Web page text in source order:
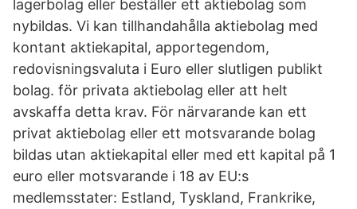
lagerbolag eller beställer ett aktiebolag som
nybildas. Vi kan tillhandahålla aktiebolag med
kontant aktiekapital, apportegendom,
redovisningsvaluta i Euro eller slutligen publikt
bolag. för privata aktiebolag eller att helt
avskaffa detta krav. För närvarande kan ett
privat aktiebolag eller ett motsvarande bolag
bildas utan aktiekapital eller med ett kapital på 1
euro eller motsvarande i 18 av EU:s
medlemsstater: Estland, Tyskland, Frankrike,